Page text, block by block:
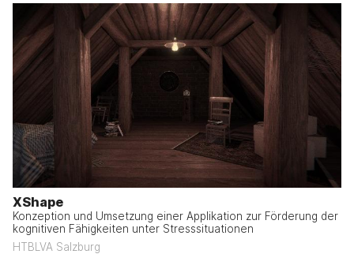
XShape
Konzeption und Umsetzung einer Applikation zur Förderung der
kognitiven Fähigkeiten unter Stresssituationen
HTBLVA Salzburg